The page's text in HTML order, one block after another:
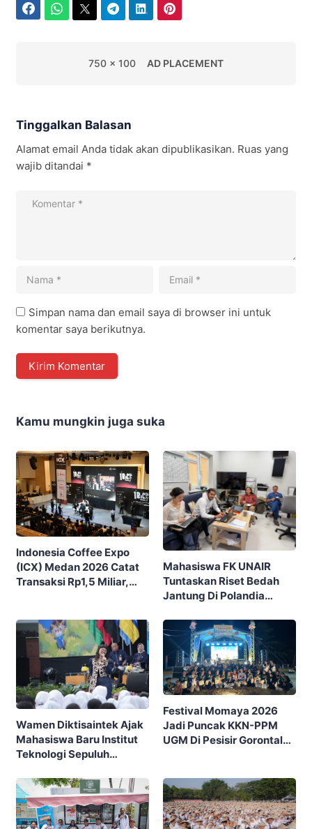
750 x 100 AD PLACEMENT
Tinggalkan Balasan
Alamat email Anda tidak akan dipublikasikan. Ruas yang
wajib ditandai *
Simpan nama dan email saya di browser ini untuk
komentar saya berikutnya.
Kamu mungkin juga suka
Indonesia Coffee Expo
(ICX) Medan 2026 Catat
Transaksi Rp1,5 Miliar,
Mahasiswa FK UNAIR
Tuntaskan Riset Bedah
Jantung Di Polandia
SCORE
Wamen Diktisaintek Ajak
Mahasiswa Baru Institut
Teknologi Sepuluh
Kritis Hadapi Euforia AI
Festival Momaya 2026
Jadi Puncak KKN-PPM
UGM Di Pesisir Gorontalo,